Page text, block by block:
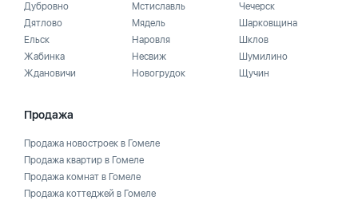
Дубровно
Дятлово
Ельск
Жабинка
Ждановичи
Мстиславль
Мядель
Наровля
Несвиж
Новогрудок
Чечерск
Шарковщина
Шклов
Шумилино
Щучин
Продажа
Продажа новостроек в Гомеле
Продажа квартир в Гомеле
Продажа комнат в Гомеле
Продажа коттеджей в Гомеле